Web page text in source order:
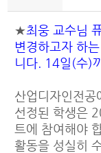
★최웅 교수님
변경하고자 하
니다. 14일(수)까
산업디자인전공
선정된 학생은
트에 참여해야
활동을 성실히